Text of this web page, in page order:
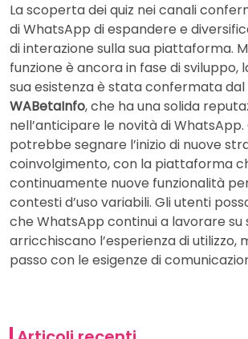
La scoperta dei quiz nei canali
di WhatsApp di espandere e
di interazione sulla sua piattaforma.
funzione è ancora in fase di sviluppo,
sua esistenza è stata confermata
WABetaInfo, che ha una solida
nell’anticipare le novità di
potrebbe segnare l’inizio di nuove
coinvolgimento, con la piattaforma
continuamente nuove funzionalità
contesti d’uso variabili. Gli utenti
che WhatsApp continui a lavorare
arricchiscano l’esperienza di utilizzo,
passo con le esigenze di